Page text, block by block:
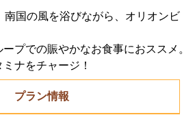
南国の風を浴びながら、オリオンビ
プでの賑やかなお食事におススメ。
ナをチャージ！
プラン情報